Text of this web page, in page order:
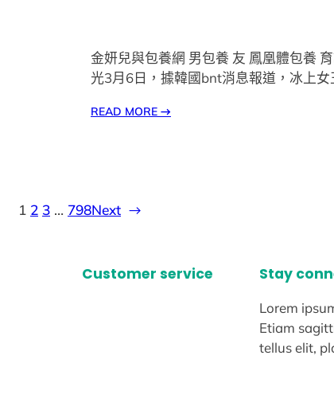
金妍兒與包養網 男包養 友 鳳凰體包養
光3月6日，據韓國bnt消息報道，冰上
READ MORE →
1 2 3 … 798Next →
Customer service Stay
Lorem
Etiam
tellus elit,